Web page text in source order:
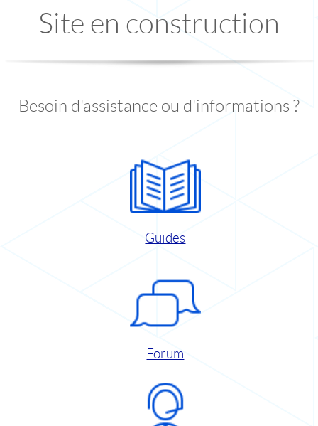
Site en construction
Besoin d'assistance ou d'informations ?
Guides
Forum